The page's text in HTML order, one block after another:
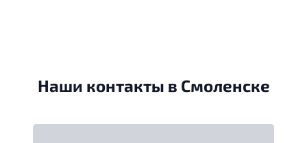
Наши контакты в Смоленске